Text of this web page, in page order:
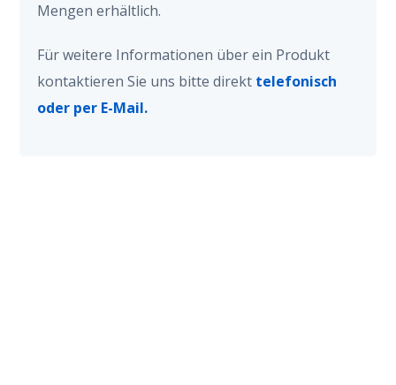
Mengen erhältlich.
Für weitere Informationen über ein Produkt
kontaktieren Sie uns bitte direkt telefonisch
oder per E-Mail.